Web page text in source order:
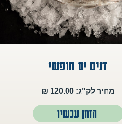
דניס ים חופשי
מחיר לק"ג: 120.00 ₪
הזמן עכשיו